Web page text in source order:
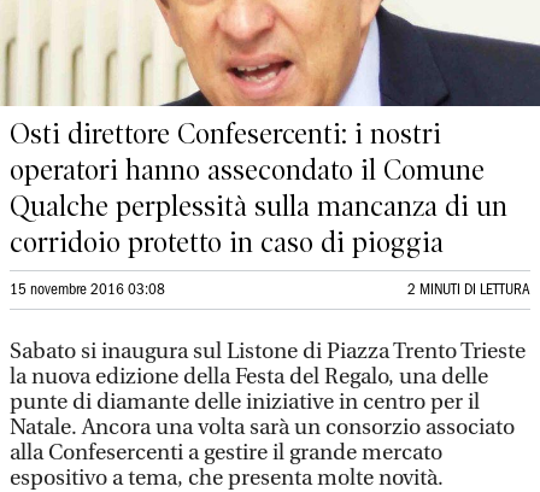
Osti direttore Confesercenti: i nostri
operatori hanno assecondato il Comune
Qualche perplessità sulla mancanza di un
corridoio protetto in caso di pioggia
15 novembre 2016 03:08 2 MINUTI DI LETTURA
Sabato si inaugura sul Listone di Piazza Trento Trieste
la nuova edizione della Festa del Regalo, una delle
punte di diamante delle iniziative in centro per il
Natale. Ancora una volta sarà un consorzio associato
alla Confesercenti a gestire il grande mercato
espositivo a tema, che presenta molte novità.